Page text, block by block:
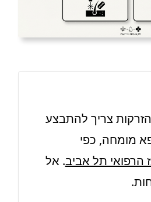
צריך להתבצע
מומחה, כפי
הרפואי תל אביב. אל